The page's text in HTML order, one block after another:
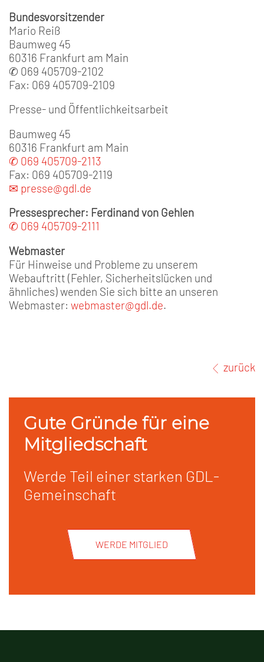
Bundesvorsitzender
Mario Reiß
Baumweg 45
60316 Frankfurt am Main
✆ 069 405709-2102
Fax: 069 405709-2109
Presse- und Öffentlichkeitsarbeit
Baumweg 45
60316 Frankfurt am Main
✆ 069 405709-2113
Fax: 069 405709-2119
✉ presse@gdl.de
Pressesprecher: Ferdinand von Gehlen
✆ 069 405709-2111
Webmaster
Für Hinweise und Probleme zu unserem
Webauftritt (Fehler, Sicherheitslücken und
ähnliches) wenden Sie sich bitte an unseren
Webmaster: webmaster@gdl.de.
zurück
Gute Gründe für eine
Mitgliedschaft
Werde Teil einer starken GDL-
Gemeinschaft
WERDE MITGLIED